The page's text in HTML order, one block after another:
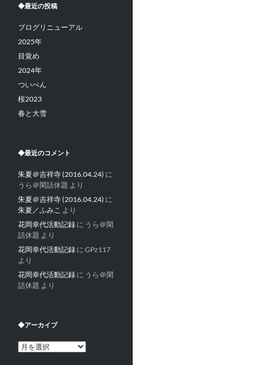
◆最近の投稿
ブログリニューアル
2025年
目覚め
2024年
ついぺん
桜2023
春と大雪
◆最近のコメント
朱夏＠吉祥寺 (2016.04.24) に
うら＠閑話休題 より
朱夏＠吉祥寺 (2016.04.24) に
朱夏／ふみこ より
花岡幸代活動記録 に うら＠閑
話休題 より
花岡幸代活動記録 に GPz117
より
花岡幸代活動記録 に うら＠閑
話休題 より
◆アーカイブ
◆